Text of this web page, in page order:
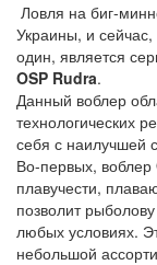
Ловля на биг-
Украины, и
один, является
OSP Rudra.
Данный воблер
технологических
себя с наилучшей
Во-первых, воблер
плавучести,
позволит
любых условиях.
небольшой